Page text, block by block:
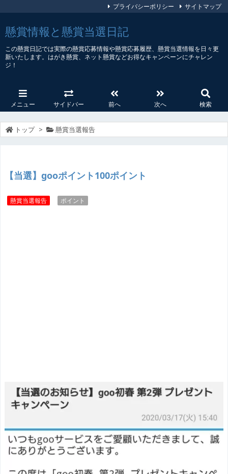
懸賞情報と懸賞当選日記
この懸賞日記では実際の懸賞応募情報や懸賞応募履歴、懸賞当選情報を日々更
新いたします。はがき懸賞、ネット懸賞などお得なキャンペーンにチャレン
ジ！
メニュー サイドバー 前へ 次へ 検索
プライバシーポリシー サイトマップ
トップ > 懸賞当選報告
【当選】gooポイント100ポイント
懸賞当選報告 ポイント